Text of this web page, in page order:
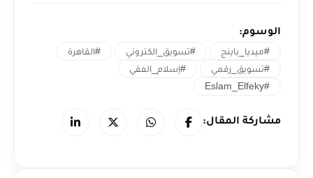
الوسوم:
#ميديا_باينج #تسويق_الكتروني
#القاهرة
#تسويق_رقمي
#إسلام_الفقي
#Eslam_Elfeky
مشاركة المقال: